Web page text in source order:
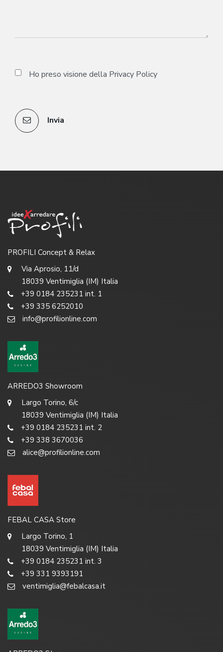
Ho preso visione della Privacy Policy
Invia
PROFILI Concept & Relax
Via Aprosio, 11/d
18039 Ventimiglia (IM) Italia
+39 0184 235231 int. 1
+39 335 6252010
info@profilionline.com
ARREDO3 Showroom
Largo Torino, 6/c
18039 Ventimiglia (IM) Italia
+39 0184 235231 int. 2
+39 338 3670036
alice@profilionline.com
FEBAL CASA Store
Largo Torino, 1
18039 Ventimiglia (IM) Italia
+39 0184 235231 int. 3
+39 331 9393191
ventimiglia@febalcasa.it